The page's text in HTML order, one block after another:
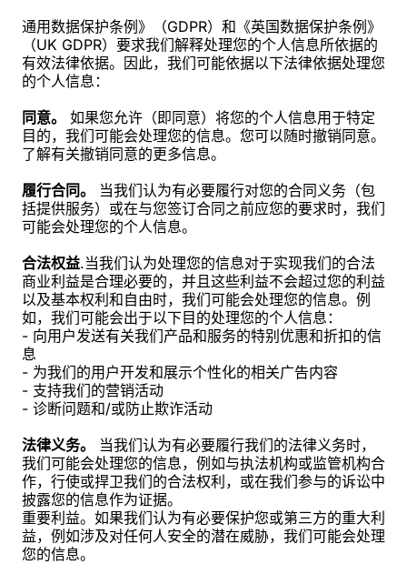
通用数据保护条例》（GDPR）和《英国数据保护条例》
（UK GDPR）要求我们解释处理您的个人信息所依据的
有效法律依据。因此，我们可能依据以下法律依据处理您
的个人信息：
同意。
如果您允许（即同意）将您的个人信息用于特定
目的，我们可能会处理您的信息。您可以随时撤销同意。
了解有关撤销同意的更多信息。
履行合同。
当我们认为有必要履行对您的合同义务（包
括提供服务）或在与您签订合同之前应您的要求时，我们
可能会处理您的个人信息。
合法权益.当我们认为处理您的信息对于实现我们的合法
商业利益是合理必要的，并且这些利益不会超过您的利益
以及基本权利和自由时，我们可能会处理您的信息。例
如，我们可能会出于以下目的处理您的个人信息：
- 向用户发送有关我们产品和服务的特别优惠和折扣的信
息
- 为我们的用户开发和展示个性化的相关广告内容
- 支持我们的营销活动
- 诊断问题和/或防止欺诈活动
法律义务。
当我们认为有必要履行我们的法律义务时，
我们可能会处理您的信息，例如与执法机构或监管机构合
作，行使或捍卫我们的合法权利，或在我们参与的诉讼中
披露您的信息作为证据。
重要利益。如果我们认为有必要保护您或第三方的重大利
益，例如涉及对任何人安全的潜在威胁，我们可能会处理
您的信息。